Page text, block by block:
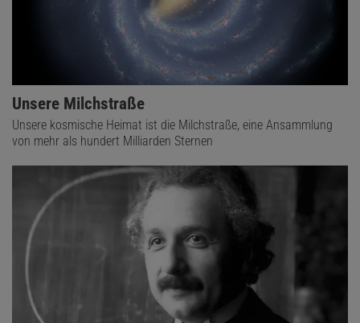
Unsere Milchstraße
Unsere kosmische Heimat ist die Milchstraße, eine Ansammlung
von mehr als hundert Milliarden Sternen